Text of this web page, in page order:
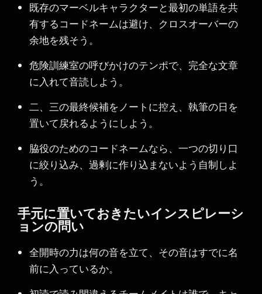
既存のマーベルキャラクターと最初の単語を共
有するコードネームは避け、クロスオーバーの
余地を残そう。
危険訓練室の呼びかけのテンポで、完全な文章
に入れて音読しよう。
二、三の最終候補をノートに控え、執筆の日を
置いて戻れるようにしよう。
脇役のためのコードネームなら、一つの切り口
に絞り込み、過剰に作り込まないよう自制しよ
う。
手元に置いておきたいインスピレーシ
ョンの問い
全開時の力は何の音を立て、その音はすでに名
前に入っているか。